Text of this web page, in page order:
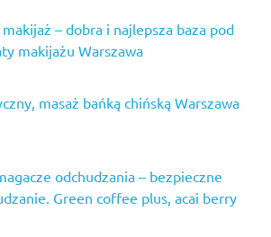
– dobra i najlepsza baza pod
makijażu Warszawa
masaż bańką chińską Warszawa
odchudzania – bezpieczne
Green coffee plus, acai berry